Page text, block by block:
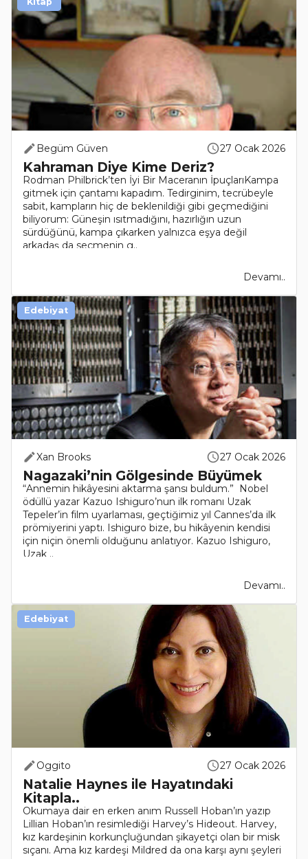
Begüm Güven 27 Ocak 2026
Kahraman Diye Kime Deriz?
Rodman Philbrick’ten İyi Bir Maceranın İpuçlarıKampa
gitmek için çantamı kapadım. Tedirginim, tecrübeyle
sabit, kampların hiç de beklenildiği gibi geçmediğini
biliyorum: Güneşin ısıtmadığını, hazırlığın uzun
sürdüğünü, kampa çıkarken yalnızca eşya değil
arkadaş da seçmenin g..
Devamı..
Xan Brooks 27 Ocak 2026
Nagazaki’nin Gölgesinde Büyümek
“Annemin hikâyesini aktarma şansı buldum.” Nobel
ödüllü yazar Kazuo Ishiguro’nun ilk romanı Uzak
Tepeler’in film uyarlaması, geçtiğimiz yıl Cannes’da ilk
prömiyerini yaptı. Ishiguro bize, bu hikâyenin kendisi
için niçin önemli olduğunu anlatıyor. Kazuo Ishiguro,
Uzak ..
Devamı..
Edebiyat
Oggito 27 Ocak 2026
Natalie Haynes ile Hayatındaki
Kitapla..
Okumaya dair en erken anım Russell Hoban’ın yazıp
Lillian Hoban’ın resimlediği Harvey’s Hideout. Harvey,
kız kardeşinin korkunçluğundan şikayetçi olan bir misk
sıçanı. Ama kız kardeşi Mildred da ona karşı aynı şeyleri
Edebiyat